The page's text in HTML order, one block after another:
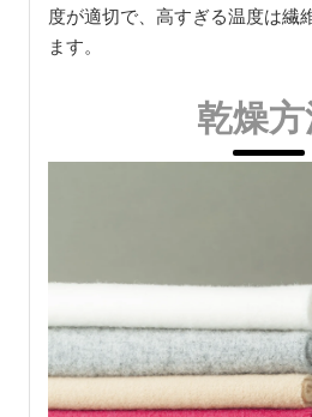
度が適切で、高すぎる温度は繊
ます。
乾燥